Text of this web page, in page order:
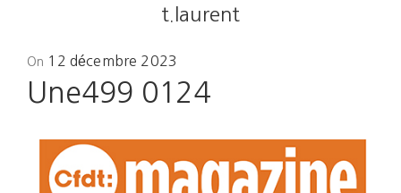
t.laurent
On Posted
12 décembre 2023
Une499 0124